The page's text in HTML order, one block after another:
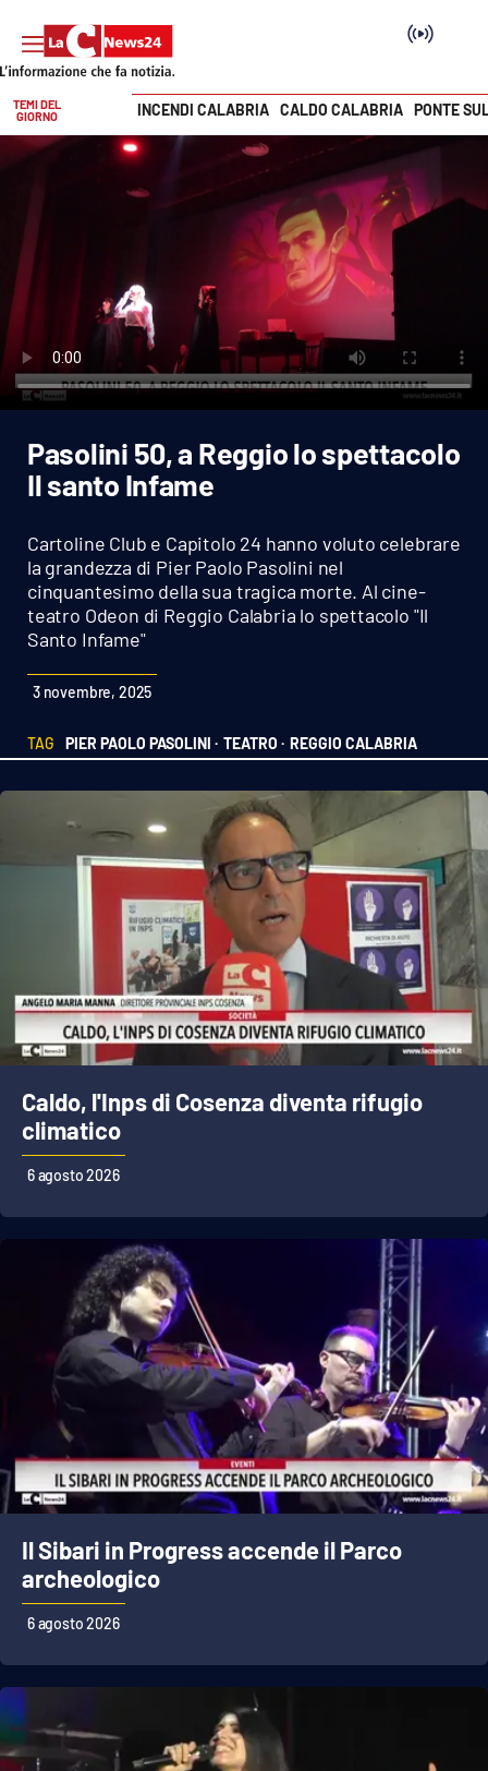
Attualità
Economia e lavoro
Italia Mondo
Sport
Cultura
Podcast
VIDEO
Ambiente
Cronaca
Cultura
Politica
Sanità
Società
Sport
RUBRICHE
Good Morning Vietnam
Parchi Marini Calabria
Leggendo Alvaro insieme
Imprese Di Calabria
Venti di comunicazione
Vai
TEMI DEL
GIORNO
INCENDI CALABRIA CALDO CALABRIA PONTE
Pasolini 50, a Reggio lo spettacolo
Il santo Infame
Cartoline Club e Capitolo 24 hanno voluto celebrare
la grandezza di Pier Paolo Pasolini nel
cinquantesimo della sua tragica morte. Al cine-
teatro Odeon di Reggio Calabria lo spettacolo "Il
Santo Infame"
3 novembre, 2025
TAG PIER PAOLO PASOLINI · TEATRO · REGGIO CALABRIA
Caldo, l'Inps di Cosenza diventa rifugio
climatico
6 agosto 2026
Il Sibari in Progress accende il Parco
archeologico
6 agosto 2026